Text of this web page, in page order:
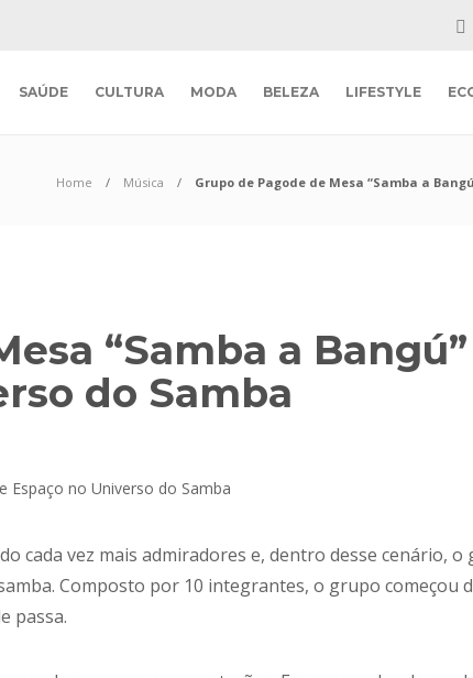
SAÚDE CULTURA MODA BELEZA LIFESTYLE
Home Música Grupo de Pagode de Mesa “Samba a
“Samba a
do Samba
cada vez mais admiradores e, dentro desse cenário, o
Composto por 10 integrantes, o grupo começou
passa.